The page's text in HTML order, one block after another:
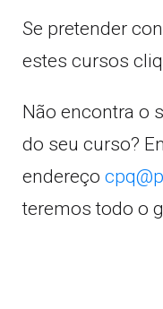
Se pretender
estes cursos
Não encontra o
do seu curso?
endereço
teremos todo o